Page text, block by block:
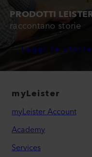
PRODOTTI
raccontano storie
Leggi le storie
myLeister
myLeister Account
Academy
Services